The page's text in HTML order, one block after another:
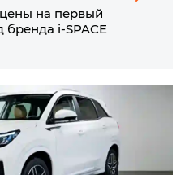
на первый
i‑SPACE